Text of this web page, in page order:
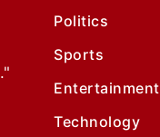
Politics
Sports
Entertainment
Technology